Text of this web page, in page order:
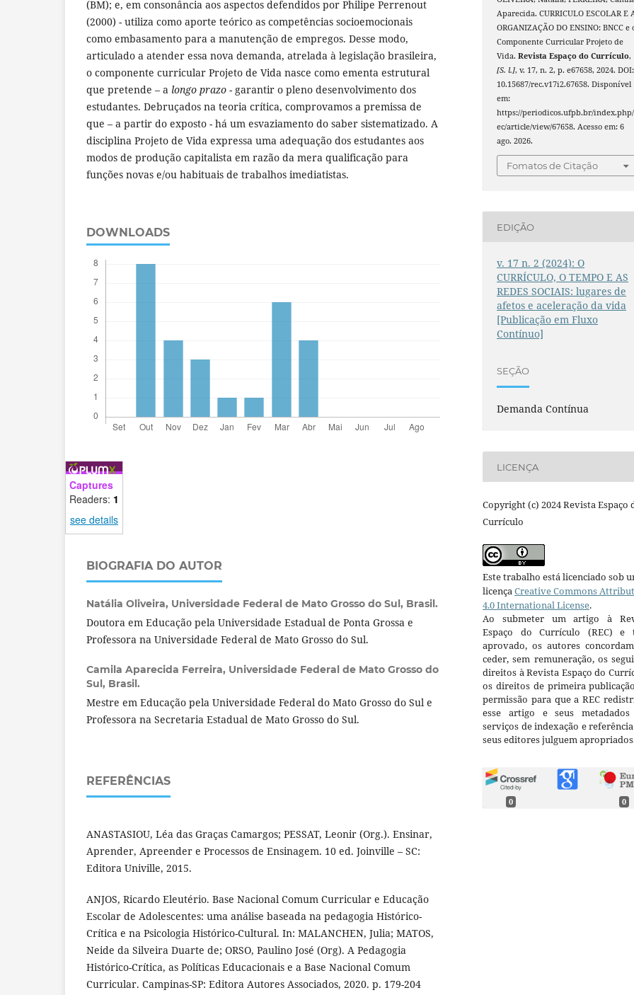
(BM); e, em consonância aos aspectos defendidos por Philipe Perrenout
(2000) - utiliza como aporte teórico as competências socioemocionais
como embasamento para a manutenção de empregos. Desse modo,
articulado a atender essa nova demanda, atrelada à legislação brasileira,
o componente curricular Projeto de Vida nasce como ementa estrutural
que pretende – a longo prazo - garantir o pleno desenvolvimento dos
estudantes. Debruçados na teoria crítica, comprovamos a premissa de
que – a partir do exposto - há um esvaziamento do saber sistematizado. A
disciplina Projeto de Vida expressa uma adequação dos estudantes aos
modos de produção capitalista em razão da mera qualificação para
funções novas e/ou habituais de trabalhos imediatistas.
DOWNLOADS
Captures
Readers: 1
see details
BIOGRAFIA DO AUTOR
Natália Oliveira, Universidade Federal de Mato Grosso do Sul, Brasil.
Doutora em Educação pela Universidade Estadual de Ponta Grossa e
Professora na Universidade Federal de Mato Grosso do Sul.
Camila Aparecida Ferreira, Universidade Federal de Mato Grosso do
Sul, Brasil.
Mestre em Educação pela Universidade Federal do Mato Grosso do Sul e
Professora na Secretaria Estadual de Mato Grosso do Sul.
REFERÊNCIAS
ANASTASIOU, Léa das Graças Camargos; PESSAT, Leonir (Org.). Ensinar,
Aprender, Apreender e Processos de Ensinagem. 10 ed. Joinville – SC:
Editora Univille, 2015.
ANJOS, Ricardo Eleutério. Base Nacional Comum Curricular e Educação
Escolar de Adolescentes: uma análise baseada na pedagogia Histórico-
Crítica e na Psicologia Histórico-Cultural. In: MALANCHEN, Julia; MATOS,
Neide da Silveira Duarte de; ORSO, Paulino José (Org). A Pedagogia
Histórico-Crítica, as Políticas Educacionais e a Base Nacional Comum
Curricular. Campinas-SP: Editora Autores Associados, 2020. p. 179-204
Aparecida. CURRICULO ESCOLAR E
ORGANIZAÇÃO DO ENSINO: BNCC e
Componente Curricular Projeto de
Vida.Revista Espaço do Currículo,
[S. l.], v. 17, n. 2, p. e67658, 2024. DOI:
10.15687/rec.v17i2.67658. Disponível
em:
https://periodicos.ufpb.br/
ec/article/view/67658. Acesso em: 6
ago. 2026.
Fomatos de Citação
EDIÇÃO
v. 17 n. 2 (2024): O
CURRÍCULO, O TEMPO E AS
REDES SOCIAIS: lugares de
afetos e aceleração da vida
[Publicação em Fluxo
Contínuo]
SEÇÃO
Demanda Contínua
LICENÇA
Copyright (c) 2024 Revista Espaço
Currículo
Este trabalho está licenciado sob
licençaCreative Commons
4.0 International License.
Ao submeter um artigo à
Espaço do Currículo (REC) e
aprovado, os autores
ceder, sem remuneração, os
direitos à Revista Espaço do
os direitos de primeira
permissão para que a REC
esse artigo e seus metadados
serviços de indexação e
seus editores julguem
0 0